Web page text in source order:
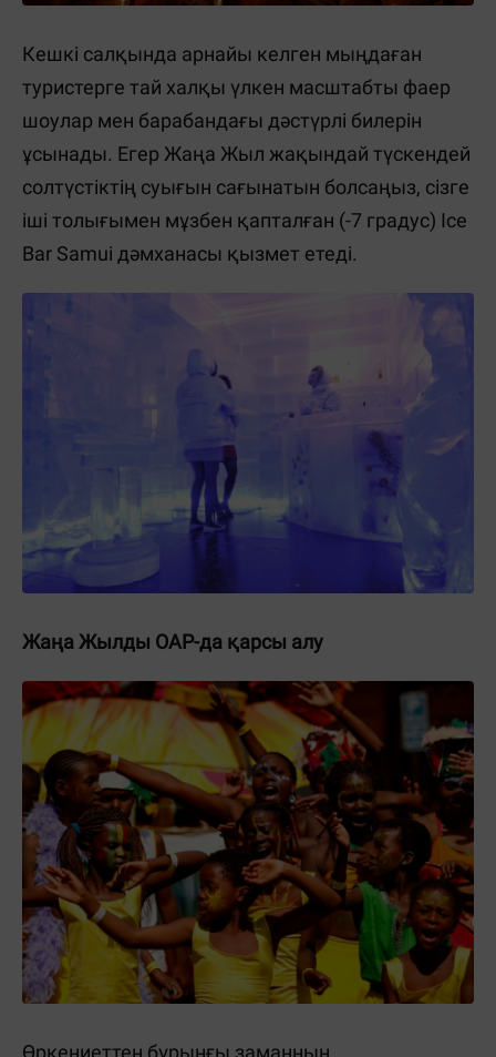
Кешкі салқында арнайы келген мыңдаған
туристерге тай халқы үлкен масштабты фаер
шоулар мен барабандағы дәстүрлі билерін
ұсынады. Егер Жаңа Жыл жақындай түскендей
солтүстіктің суығын сағынатын болсаңыз, сізге
іші толығымен мұзбен қапталған (-7 градус) Ice
Ваr Samui дәмханасы қызмет етеді.
Жаңа Жылды ОАР-да қарсы алу
Өркениеттен бұрынғы заманның